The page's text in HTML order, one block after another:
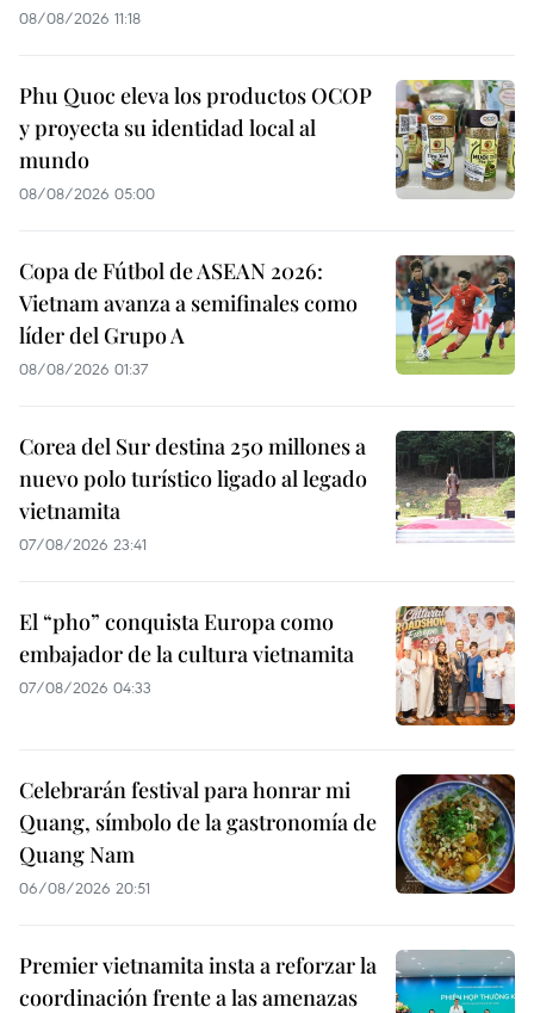
08/08/2026 11:18
Phu Quoc eleva los productos OCOP
y proyecta su identidad local al
mundo
08/08/2026 05:00
Copa de Fútbol de ASEAN 2026:
Vietnam avanza a semifinales como
líder del Grupo A
08/08/2026 01:37
Corea del Sur destina 250 millones a
nuevo polo turístico ligado al legado
vietnamita
07/08/2026 23:41
El “pho” conquista Europa como
embajador de la cultura vietnamita
07/08/2026 04:33
Celebrarán festival para honrar mi
Quang, símbolo de la gastronomía de
Quang Nam
06/08/2026 20:51
Premier vietnamita insta a reforzar la
coordinación frente a las amenazas